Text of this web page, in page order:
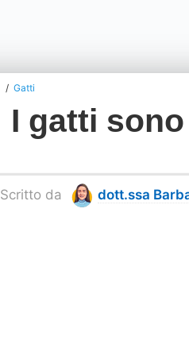
Gatti
I gatti
Scritto da dott.ssa